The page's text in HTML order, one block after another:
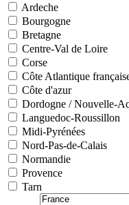
Ardeche
Bourgogne
Bretagne
Centre-Val de Loire
Corse
Côte Atlantique
Côte d'azur
Dordogne / Nouvelle-
Languedoc-Roussillon
Midi-Pyrénées
Nord-Pas-de-Calais
Normandie
Provence
Tarn